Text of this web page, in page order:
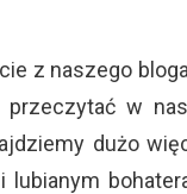
z naszego
przeczytać w
dużo